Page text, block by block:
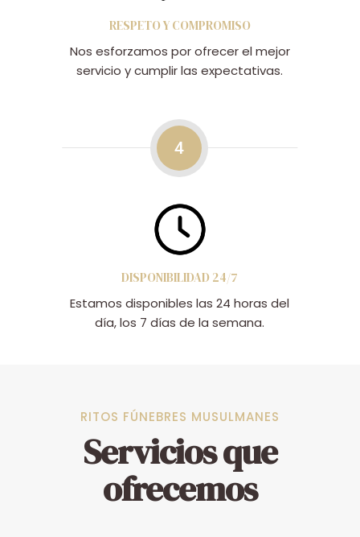
RESPETO Y COMPROMISO
Nos esforzamos por ofrecer el mejor
servicio y cumplir las expectativas.
4
DISPONIBILIDAD 24/7
Estamos disponibles las 24 horas del
día, los 7 días de la semana.
RITOS FÚNEBRES MUSULMANES
Servicios que
ofrecemos